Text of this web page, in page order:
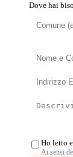
Dove hai
Ho letto
Ai sensi